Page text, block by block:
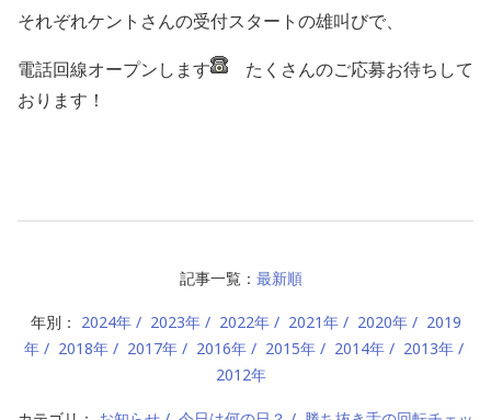
それぞれケントさんの受付スタートの雄叫びで、
電話回線オープンします
たくさんのご応募お待ちして
おります！
記事一覧： 最新順
年別： 2024年 2023年 2022年 2021年 2020年
2019
年
2018年 2017年 2016年 2015年 2014年
2013年
2012年